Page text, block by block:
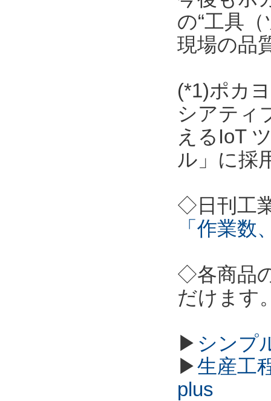
の“工具
現場の品
(*1)ポカ
シアティ
えるIoT
ル」に採
◇日刊工
「作業
◇各商品
だけます
▶ シンプ
▶生産工
plus